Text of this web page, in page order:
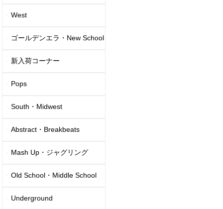
West
ゴールデンエラ・New School
新入荷コーナー
Pops
South・Midwest
Abstract・Breakbeats
Mash Up・ジャグリング
Old School・Middle School
Underground